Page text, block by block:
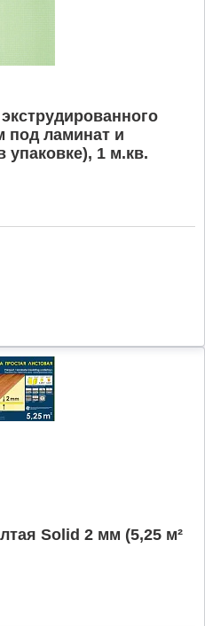
под ламинат и
упаковке), 1 м.кв.
Solid 2 мм (5,25 м²